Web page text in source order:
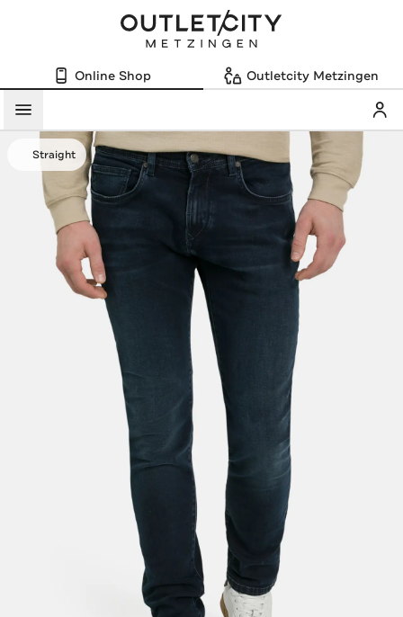
Online Shop Outletcity Metzingen
Menü
Straight